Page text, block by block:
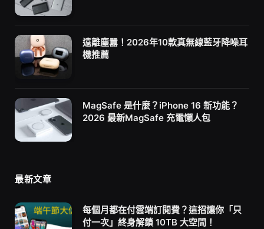
遠離塵囂！2026年10款真無線藍牙降噪耳
機推薦
MagSafe 是什麼？iPhone 16 新功能？
2026 最新MagSafe 充電懶人包
最新文章
每個月都在付雲端訂閱費？這招讓你「只
付一次」終身解鎖 10TB 大空間！